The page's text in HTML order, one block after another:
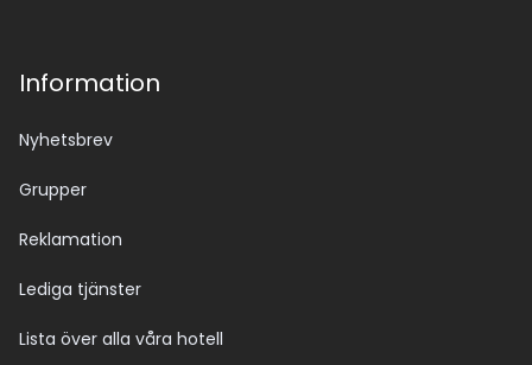
Information
Nyhetsbrev
Grupper
Reklamation
Lediga tjänster
Lista över alla våra hotell